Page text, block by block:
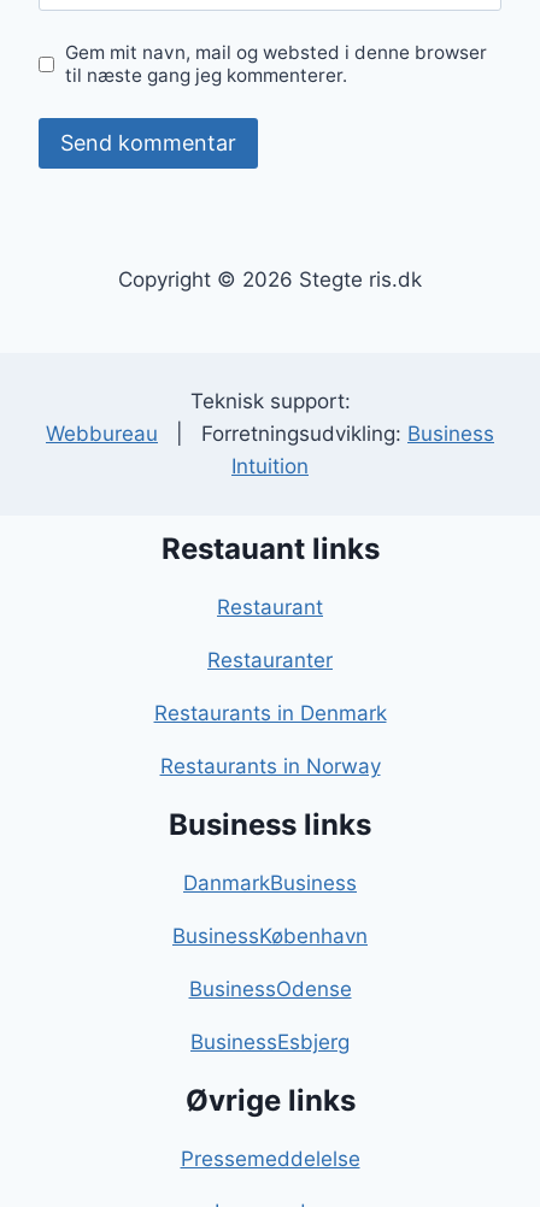
Gem mit navn, mail og websted i denne browser
til næste gang jeg kommenterer.
Copyright © 2026 Stegte ris.dk
Teknisk support:
Webbureau | Forretningsudvikling: Business
Intuition
Restauant links
Restaurant
Restauranter
Restaurants in Denmark
Restaurants in Norway
Business links
DanmarkBusiness
BusinessKøbenhavn
BusinessOdense
BusinessEsbjerg
Øvrige links
Pressemeddelelse